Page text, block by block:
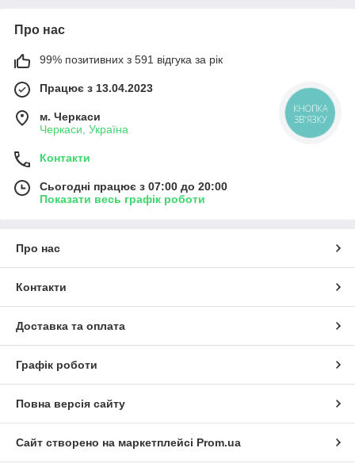
Про нас
99% позитивних з 591 відгука за рік
Працює з 13.04.2023
м. Черкаси
Черкаси, Україна
Контакти
Сьогодні працює з 07:00 до 20:00
Показати весь графік роботи
Про нас
Контакти
Доставка та оплата
Графік роботи
Повна версія сайту
Сайт створено на маркетплейсі Prom.ua
КНОПКА
ЗВ'ЯЗКУ